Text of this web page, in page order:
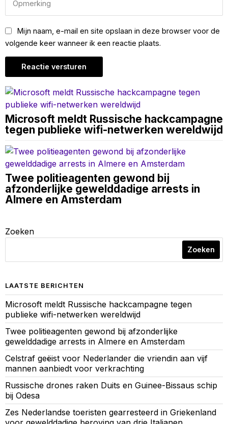
Mijn naam, e-mail en site opslaan in deze browser voor de
volgende keer wanneer ik een reactie plaats.
Microsoft meldt Russische hackcampagne
tegen publieke wifi-netwerken wereldwijd
Twee politieagenten gewond bij
afzonderlijke gewelddadige arrests in
Almere en Amsterdam
Zoeken
Zoeken
LAATSTE BERICHTEN
Microsoft meldt Russische hackcampagne tegen
publieke wifi-netwerken wereldwijd
Twee politieagenten gewond bij afzonderlijke
gewelddadige arrests in Almere en Amsterdam
Celstraf geëist voor Nederlander die vriendin aan vijf
mannen aanbiedt voor verkrachting
Russische drones raken Duits en Guinee-Bissaus schip
bij Odesa
Zes Nederlandse toeristen gearresteerd in Griekenland